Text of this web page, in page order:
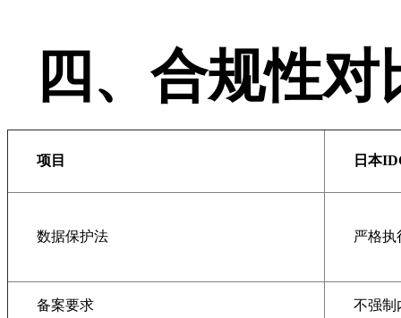
四、合规性
项目 日本
数据保护法 严格执
备案要求 不强制